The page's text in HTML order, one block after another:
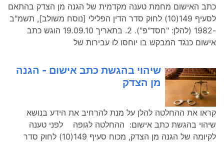
כתב האישום מחמת טענה מקדמית של הגנה מן הצדק בהתאם
לסעיף 149(10) לחוק סדר הדין הפלילי [נוסח משולב], תשמ"ב
-1982 (להלן: "חסד"פ"). 2. בתאריך 19.09.10 הוגש כתב
אישום כנגד המבקש בו יוחסו לו עבירות של
שיהוי בהגשת כתב אישום - הגנה
מן הצדק
קראו את ההחלטה להלן על מנת להרחיב את הידע בנושא
שיהוי בהגשת כתב אישום: ההחלטה לגופה לפני טענה
לקיומה של הגנה מן הצדק, מכוח סעיף 149(10) לחוק סדר